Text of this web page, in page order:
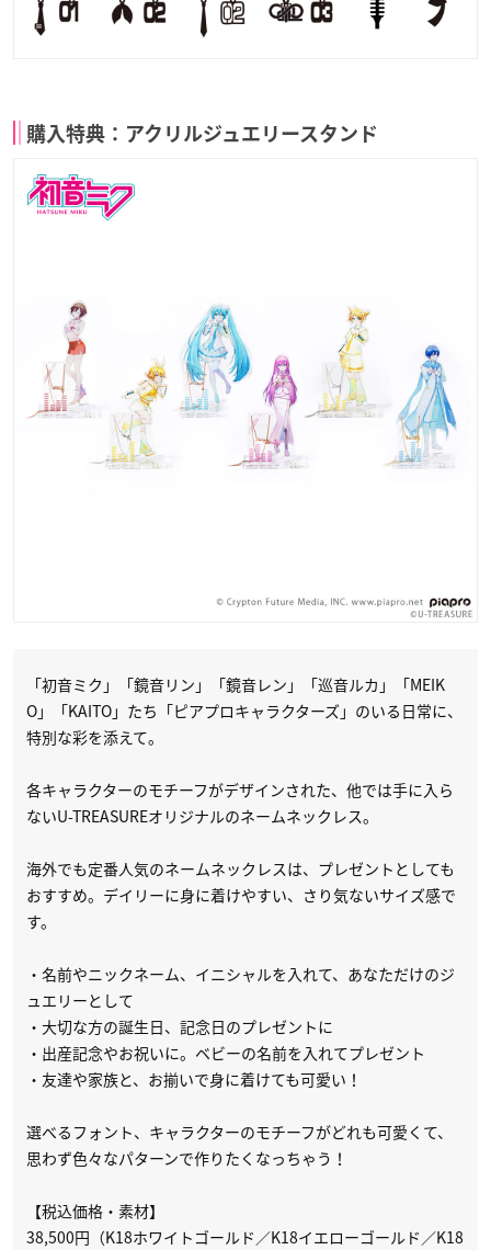
購入特典：アクリルジュエリースタンド
「初音ミク」「鏡音リン」「鏡音レン」「巡音ルカ」「MEIK
O」「KAITO」たち「ピアプロキャラクターズ」のいる日常に、
特別な彩を添えて。
各キャラクターのモチーフがデザインされた、他では手に入ら
ないU-TREASUREオリジナルのネームネックレス。
海外でも定番人気のネームネックレスは、プレゼントとしても
おすすめ。デイリーに身に着けやすい、さり気ないサイズ感で
す。
・名前やニックネーム、イニシャルを入れて、あなただけのジ
ュエリーとして
・大切な方の誕生日、記念日のプレゼントに
・出産記念やお祝いに。ベビーの名前を入れてプレゼント
・友達や家族と、お揃いで身に着けても可愛い！
選べるフォント、キャラクターのモチーフがどれも可愛くて、
思わず色々なパターンで作りたくなっちゃう！
【税込価格・素材】
38,500円（K18ホワイトゴールド／K18イエローゴールド／K18